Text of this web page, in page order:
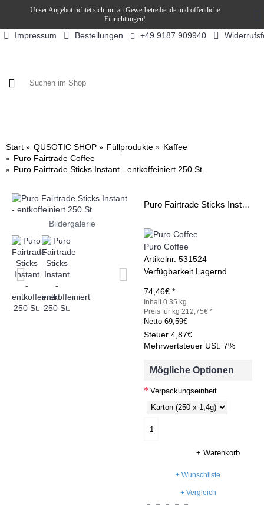
Unser Angebot richtet sich nur an Gewerbetreibende und öffentliche
Einrichtungen!
Impressum Bestellungen +49 9187 909940
Start QUSOTIC SHOP Füllprodukte
Kaffee
Puro Fairtrade Coffee
Puro Fairtrade Sticks Instant - entkoffeiniert 250 St.
Bildergalerie
Puro Fairtrade Sticks Instant - entkoffeiniert 250 St.
Puro Coffee
Artikelnr. 531524
Verfügbarkeit Lagernd
74,46€ *
Inhalt 0.35 kg
Preis für kg 212,75€ *
Netto 69,59€
Steuer 4,87€
Mehrwertsteuer USt. 7%
Mögliche Optionen
Verpackungseinheit
+ Warenkorb
+ Wunschliste
+ Vergleich